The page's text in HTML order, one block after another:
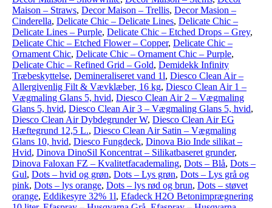
Maison – Straws, Decor Maison – Trellis, Decor Masion –
Cinderella, Delicate Chic – Delicate Lines, Delicate Chic –
Delicate Lines – Purple, Delicate Chic – Etched Drops – Grey,
Delicate Chic – Etched Flower – Copper, Delicate Chic –
Ornament Chic, Delicate Chic – Ornament Chic – Purple,
Delicate Chic – Refined Grid – Gold, Demidekk Infinity
Træbeskyttelse, Demineraliseret vand 1l, Diesco Clean Air –
Allergivenlig Filt & Vævklæber, 16 kg, Diesco Clean Air 1 –
Vægmaling Glans 5, hvid, Diesco Clean Air 2 – Vægmaling
Glans 5, hvid, Diesco Clean Air 3 – Vægmaling Glans 5, hvid,
Diesco Clean Air Dybdegrunder W, Diesco Clean Air EG
Hæftegrund 12,5 L., Diesco Clean Air Satin – Vægmaling
Glans 10, hvid, Diesco Fungdeck, Dinova Bio Inde silikat –
Hvid, Dinova DinoSil Koncentrat – Silikatbaseret grunder,
Dinova Faloxan FZ – Kvalitetfacademaling, Dots – Blå, Dots –
Gul, Dots – hvid og grøn, Dots – Lys grøn, Dots – Lys grå og
pink, Dots – lys orange, Dots – lys rød og brun, Dots – støvet
orange, Eddikesyre 32% 1l, Efadeck H2O Betonimprægnering